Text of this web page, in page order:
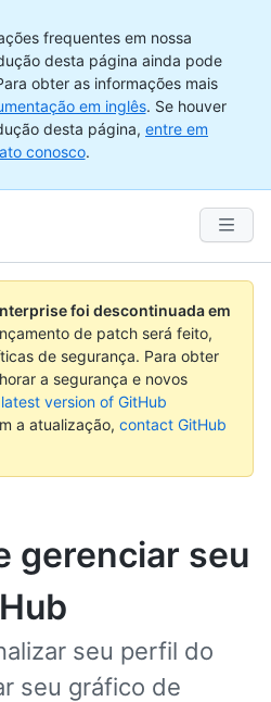
frequentes em nossa
desta página ainda pode
obter as informações mais
em inglês. Se houver
desta página, entre em
conosco.
foi descontinuada em
de patch será feito,
de segurança. Para obter
a segurança e novos
version of GitHub
a atualização, contact GitHub
gerenciar seu
seu perfil do
seu gráfico de